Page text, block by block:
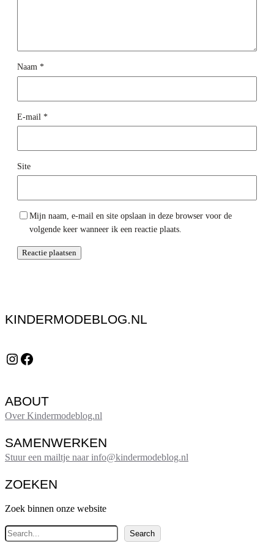
Naam *
E-mail *
Site
Mijn naam, e-mail en site opslaan in deze browser voor de
volgende keer wanneer ik een reactie plaats.
KINDERMODEBLOG.NL
Instagram Facebook
ABOUT
Over Kindermodeblog.nl
SAMENWERKEN
Stuur een mailtje naar info@kindermodeblog.nl
ZOEKEN
Zoek binnen onze website
Z
o
Search